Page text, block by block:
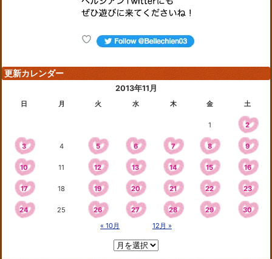
更新カレンダー
2013年11月
日 月 火 水 木 金 土
1 2
3 4 5 6 7 8 9
10 11 12 13 14 15 16
17 18 19 20 21 22 23
24 25 26 27 28 29
30
« 10月
12月 »